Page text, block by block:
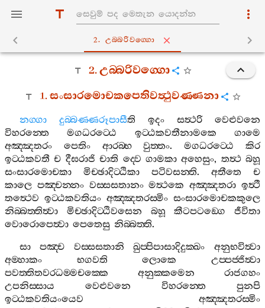
2. උබ‍්බරිවග‍්ගො
2.උබ‍්බරිවග‍්ගො
1.සංසාරමොචකපෙතිවත්‍ථුවණ‍්ණනා
නග‍්ගා දුබ‍්බණ‍්ණරූපාසීති ඉදං සත්‍ථරි
වෙළුවනෙ
විහරන‍්තෙ
මගධරට‍්ඨෙ ඉට‍්ඨකවතීනාමකෙ
ගාමෙ
අඤ‍්ඤතරං
පෙතිං ආරබ‍්භ වුත‍්තං.මගධරට‍්ඨෙ
කිර
ඉට‍්ඨකවතී ච දීඝරාජි චාති ද‍්වෙ ගාමකා අහෙසුං, තත්‍ථ බහූ
සංසාරමොචකා
මිච‍්ඡාදිට‍්ඨිකා පටිවසන‍්ති. අතීතෙ
ච
කාලෙ පඤ‍්චන‍්නං වස‍්සසතානං මත්‍ථකෙ අඤ‍්ඤතරා ඉත්‍ථී
තත්‍ථෙව ඉට‍්ඨකවතියං අඤ‍්ඤතරස‍්මිං සංසාරමොචකකුලෙ
නිබ‍්බත‍්තිත්‍වා
මිච‍්ඡාදිට‍්ඨිවසෙන බහූ කීටපටඞ‍්ගෙ
ජීවිතා
වොරොපෙත්‍වා පෙතෙසු නිබ‍්බත‍්ති.
සා
පඤ‍්ච වස‍්සසතානි ඛුප‍්පිපාසාදිදුක‍්ඛං
අනුභවිත්‍වා
අම‍්හාකං
භගවති ලොකෙ
උප‍්පජ‍්ජිත්‍වා
පවත‍්තිතවරධම‍්මචක‍්කෙ
අනුක‍්කමෙන
රාජගහං
උපනිස‍්සාය
වෙළුවනෙ විහරන‍්තෙ
පුනපි
ඉට‍්ඨකවතියංයෙව
අඤ‍්ඤතරස‍්මිං